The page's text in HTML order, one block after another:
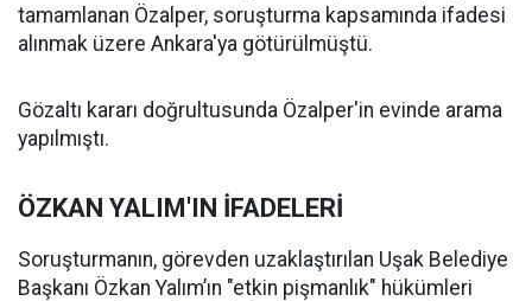
tamamlanan Özalper, soruşturma kapsamında ifadesi
alınmak üzere Ankara'ya götürülmüştü.
Gözaltı kararı doğrultusunda Özalper'in evinde arama
yapılmıştı.
ÖZKAN YALIM'IN İFADELERİ
Soruşturmanın, görevden uzaklaştırılan Uşak Belediye
Başkanı Özkan Yalım’ın "etkin pişmanlık" hükümleri